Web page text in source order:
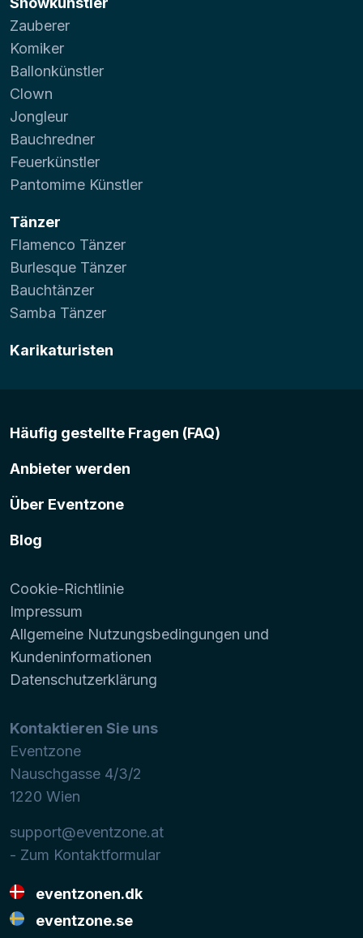
Zauberer
Komiker
Ballonkünstler
Clown
Jongleur
Bauchredner
Feuerkünstler
Pantomime Künstler
Tänzer
Flamenco Tänzer
Burlesque Tänzer
Bauchtänzer
Samba Tänzer
Karikaturisten
Häufig gestellte Fragen (FAQ)
Anbieter werden
Über Eventzone
Blog
Cookie-Richtlinie
Impressum
Allgemeine Nutzungsbedingungen und
Kundeninformationen
Datenschutzerklärung
Kontaktieren Sie uns
Eventzone
Nauschgasse 4/3/2
1220 Wien
support@eventzone.at
- Zum Kontaktformular
eventzonen.dk
eventzone.se